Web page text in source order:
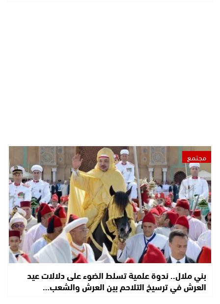
مجتمع
بني ملال.. ندوة علمية تسلط الضوء على دلالات عيد
العرش في ترسيخ التلاحم بين العرش والشعب…